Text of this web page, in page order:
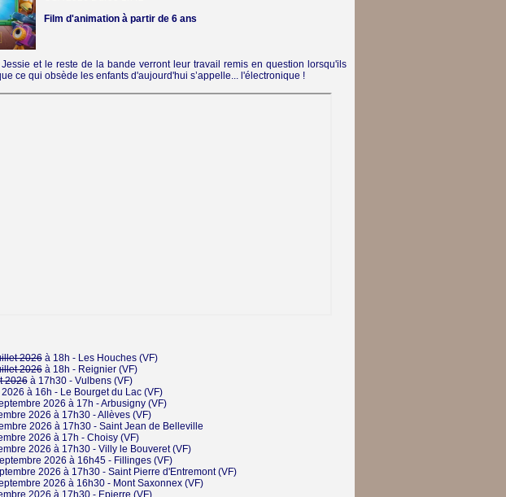
Film d'animation à partir de 6 ans
Jessie et le reste de la bande verront leur travail remis en question lorsqu'ils
ce qui obsède les enfants d'aujourd'hui s’appelle... l'électronique !
2026à 18h - Les Houches(VF)
2026à 18h - Reignier(VF)
2026à 17h30 - Vulbens(VF)
à 16h - Le Bourget du Lac(VF)
2026 à 17h -Arbusigny(VF)
2026 à 17h30 -Allèves(VF)
2026 à 17h30 - Saint Jean de Belleville
2026 à 17h - Choisy(VF)
2026 à 17h30 - Villy le Bouveret(VF)
2026 à 16h45 - Fillinges(VF)
2026 à 17h30 - Saint Pierre d'Entremont(VF)
2026 à 16h30 - Mont Saxonnex(VF)
2026 à 17h30 - Epierre (VF)